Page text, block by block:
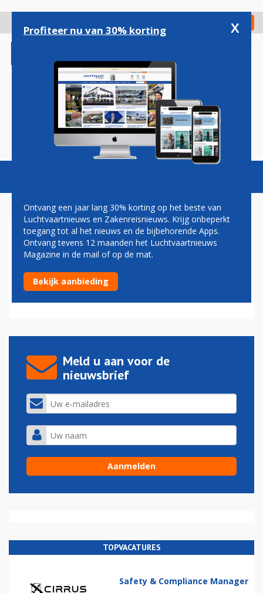
gaan
Check in
Magazine Podcasts Vacatures
BOOGERD
Opnieuw managementlid TUI naar Corendon
11-09-2015 - 11:33
Meld u aan voor de
nieuwsbrief
TOPVACATURES
Safety & Compliance Manager
Profiteer nu van 30% korting x
Ontvang een jaar lang 30% korting op het beste van
Luchtvaartnieuws en Zakenreisnieuws. Krijg onbeperkt
toegang tot al het nieuws en de bijbehorende Apps.
Ontvang tevens 12 maanden het Luchtvaartnieuws
Magazine in de mail of op de mat.
Bekijk aanbieding